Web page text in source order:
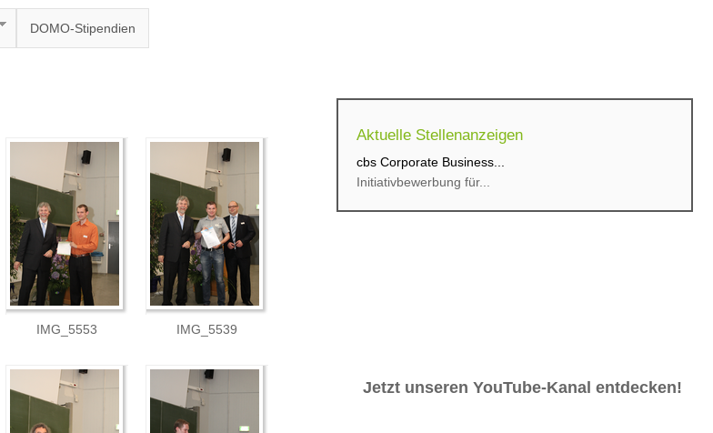
DOMO-Stipendien
IMG_5553 IMG_5539
Aktuelle Stellenanzeigen
cbs Corporate Business...
Initiativbewerbung für...
Jetzt unseren YouTube-Kanal entdecken!